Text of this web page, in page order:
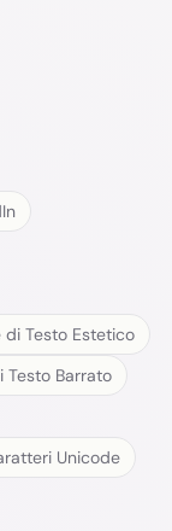
di Testo Estetico
Testo Barrato
Unicode